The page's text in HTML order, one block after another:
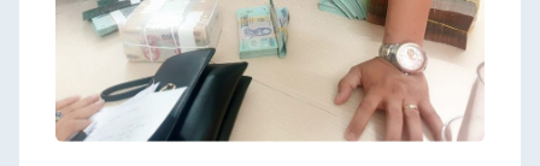
phải
qua
sàn